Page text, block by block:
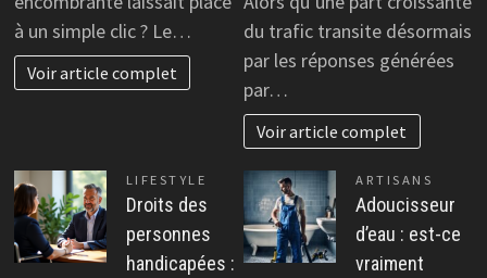
à un simple clic ? Le…
Voir article complet
du trafic transite désormais
par les réponses générées
par…
Voir article complet
LIFESTYLE
Droits des
personnes
handicapées :
ARTISANS
Adoucisseur
d’eau : est-ce
vraiment